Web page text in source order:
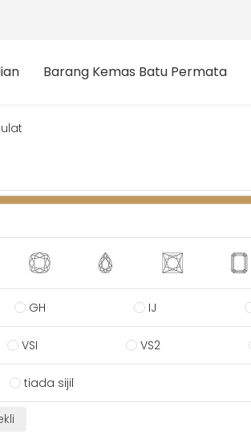
Barang Kemas Batu Permata
GH IJ
VSI VS2
tiada sijil